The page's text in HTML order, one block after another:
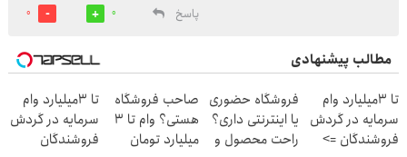
پاسخ
0
0
مطالب پیشنهادی
تا 3میلیارد وام
سرمایه در گردش
فروشندگان =>
فروشگاه حضوری
یا اینترنتی داری؟
راحت محصول و
صاحب فروشگاه
هستی؟ وام تا ۳
میلیارد تومان
تا 3میلیارد وام
سرمایه در گردش
فروشندگان